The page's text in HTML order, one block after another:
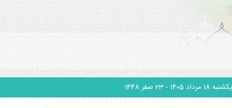
يكشنبه 18 مرداد 1405 - 23 صفر 1448